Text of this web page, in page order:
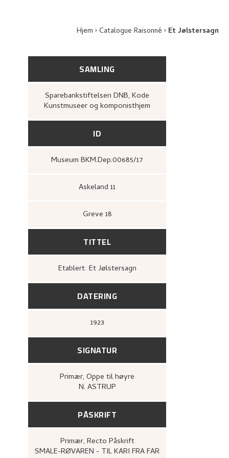
Hjem Catalogue Raisonné Et Jølstersagn
SAMLING
Sparebankstiftelsen DNB, Kode
Kunstmuseer og komponisthjem
ID
Museum BKM.Dep.00685/17
Askeland 11
Greve 18
TITTEL
Etablert: Et Jølstersagn
DATERING
1923
SIGNATUR
Primær, Oppe til høyre
N. ASTRUP
PÅSKRIFT
Primær, Recto Påskrift
SMALE-RØVAREN - TIL KARI FRA FAR